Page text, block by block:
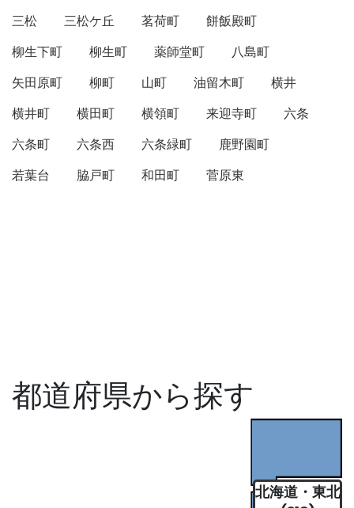
三松
三松ケ丘 茗荷町
餅飯殿町
柳生下町
柳生町 薬師堂町
八島町
矢田原町
柳町 山町 油留木町
横井
横井町
横田町 横領町 来迎寺町
六条
六条町
六条西 六条緑町
鹿野園町
若葉台
脇戸町 和田町 菅原東
都道府県から探す
北海道・東北